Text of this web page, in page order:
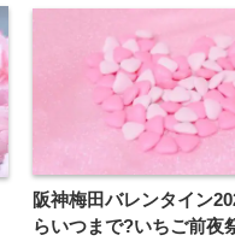
阪神梅田バレンタイン
らいつまで?いちご前夜